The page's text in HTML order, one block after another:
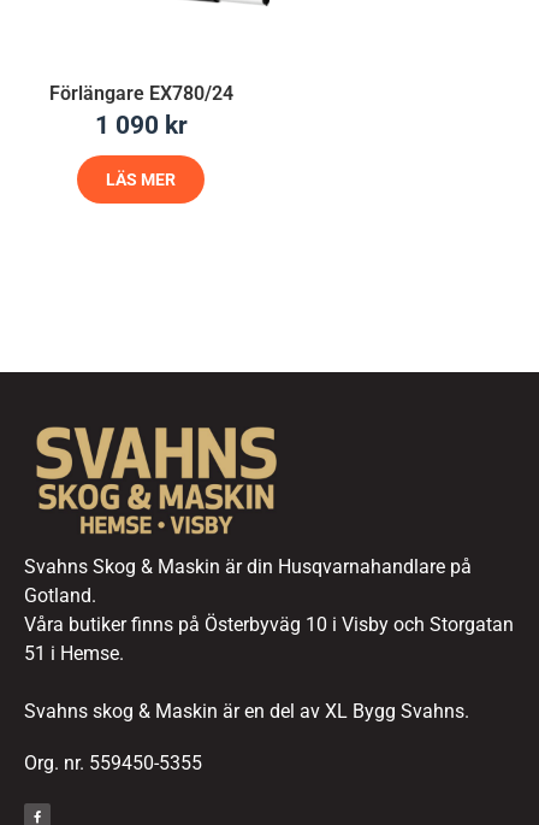
Förlängare EX780/24
1 090 kr
LÄS MER
Svahns Skog & Maskin är din Husqvarnahandlare på
Gotland.
Våra butiker finns på Österbyväg 10 i Visby och Storgatan
51 i Hemse.
Svahns skog & Maskin är en del av XL Bygg Svahns.
Org. nr. 559450-5355